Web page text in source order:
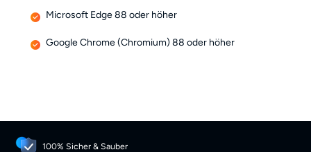
Microsoft Edge 88 oder höher
Google Chrome (Chromium) 88 oder höher
100% Sicher & Sauber